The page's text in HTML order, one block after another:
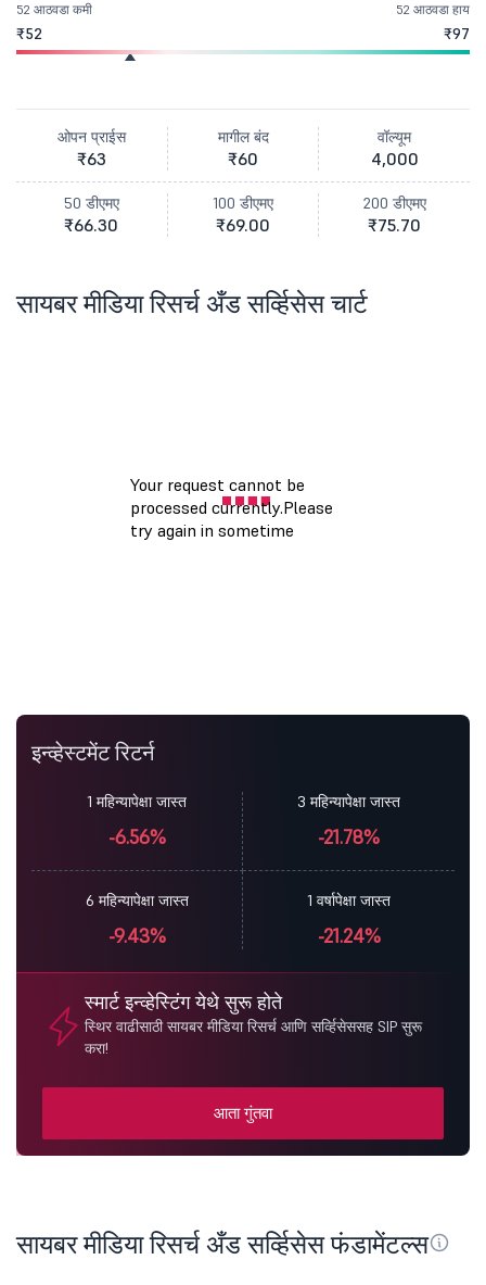
52 आठवडा कमी
₹52
52 आठवडा हाय
₹97
ओपन प्राईस
₹63
मागील बंद
₹60
वॉल्यूम
4,000
50 डीएमए
₹66.30
100 डीएमए
₹69.00
200 डीएमए
₹75.70
सायबर मीडिया रिसर्च अँड सर्व्हिसेस चार्ट
इन्व्हेस्टमेंट रिटर्न
1 महिन्यापेक्षा जास्त
-6.56%
3 महिन्यापेक्षा जास्त
-21.78%
6 महिन्यापेक्षा जास्त
-9.43%
1 वर्षापेक्षा जास्त
-21.24%
स्मार्ट इन्व्हेस्टिंग येथे सुरू होते
स्थिर वाढीसाठी सायबर मीडिया रिसर्च आणि सर्व्हिसेससह SIP सुरू
करा!
आता गुंतवा
सायबर मीडिया रिसर्च अँड सर्व्हिसेस फंडामेंटल्स